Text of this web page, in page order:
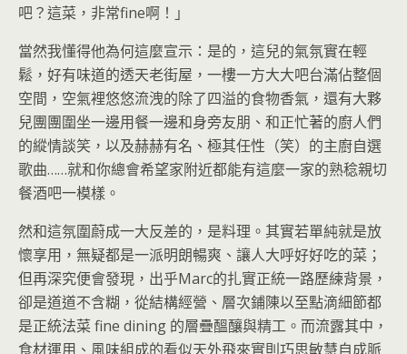
吧？這菜，非常fine啊！」
當然我懂得他為何這麼宣示：是的，這兒的氣氛實在輕
鬆，好有味道的透天老街屋，一樓一方大大吧台滿佔整個
空間，空氣裡悠悠流洩的除了四溢的食物香氣，還有大夥
兒團團圍坐一邊用餐一邊和身旁友朋、和正忙著的廚人們
的縱情談笑，以及赫赫有名、極其任性（笑）的主廚自選
歌曲……就和你總會希望家附近都能有這麼一家的熟稔親切
餐酒吧一模樣。
然和這氛圍蔚成一大反差的，是料理。其實若單純就是放
懷享用，無疑都是一派明朗暢爽、讓人大呼好好吃的菜；
但再深究便會發現，出乎Marc的扎實正統一路歷練背景，
卻是道道不含糊，從結構經營、層次鋪陳以至點滴細節都
是正統法菜 fine dining 的層疊醞釀與精工。而流露其中，
食材運用、風味組成的看似天外飛來實則巧思敏慧自成脈